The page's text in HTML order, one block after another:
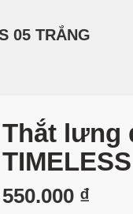
05 TRẮNG
Thắt lưng
550.000 ₫